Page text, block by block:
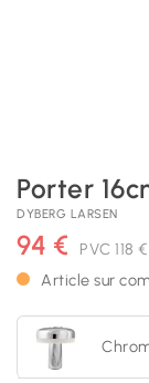
Porter
DYBERG LARSEN
94 € PVC 118 €
Article sur